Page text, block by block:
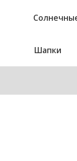
Шапки